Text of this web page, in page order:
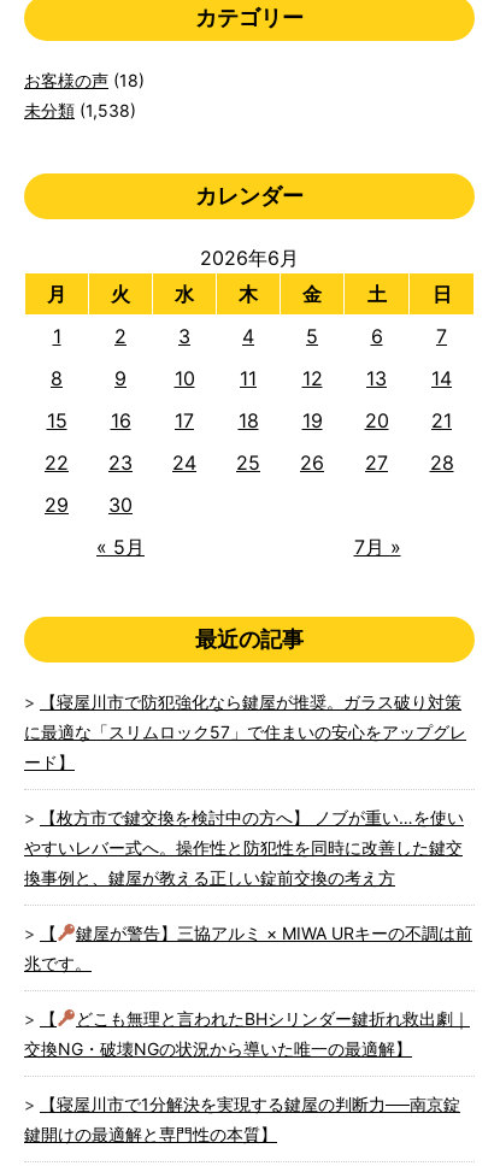
カテゴリー
お客様の声 (18)
未分類 (1,538)
カレンダー
2026年6月
月
火 水 木 金 土 日
« 5月 7月 »
1 2 3 4 5 6
7
8
9 10 11 12 13
14
15
16 17 18 19 20
21
22
23 24 25 26 27
28
29
30
最近の記事
【寝屋川市で防犯強化なら鍵屋が推奨。ガラス破り対策
に最適な「スリムロック57」で住まいの安心をアップグレ
ード】
【枚方市で鍵交換を検討中の方へ】 ノブが重い…を使い
やすいレバー式へ。操作性と防犯性を同時に改善した鍵交
換事例と、鍵屋が教える正しい錠前交換の考え方
【
鍵屋が警告】三協アルミ × MIWA URキーの不調は前
兆です。
【
どこも無理と言われたBHシリンダー鍵折れ救出劇｜
交換NG・破壊NGの状況から導いた唯一の最適解】
【寝屋川市で1分解決を実現する鍵屋の判断力──南京錠
鍵開けの最適解と専門性の本質】